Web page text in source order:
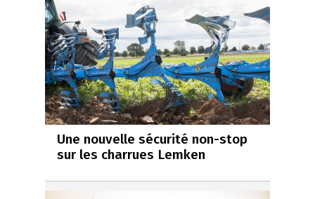
Une nouvelle sécurité non-stop
sur les charrues Lemken